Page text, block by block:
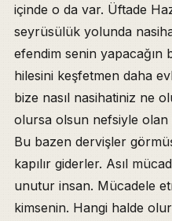
içinde o da var. Üftade
seyrüsülük yolunda
efendim senin yapacağın
hilesini keşfetmen daha
bize nasıl nasihatiniz ne
olursa olsun nefsiyle olan
Bu bazen dervişler
kapılır giderler. Asıl
unutur insan. Mücadele
kimsenin. Hangi halde